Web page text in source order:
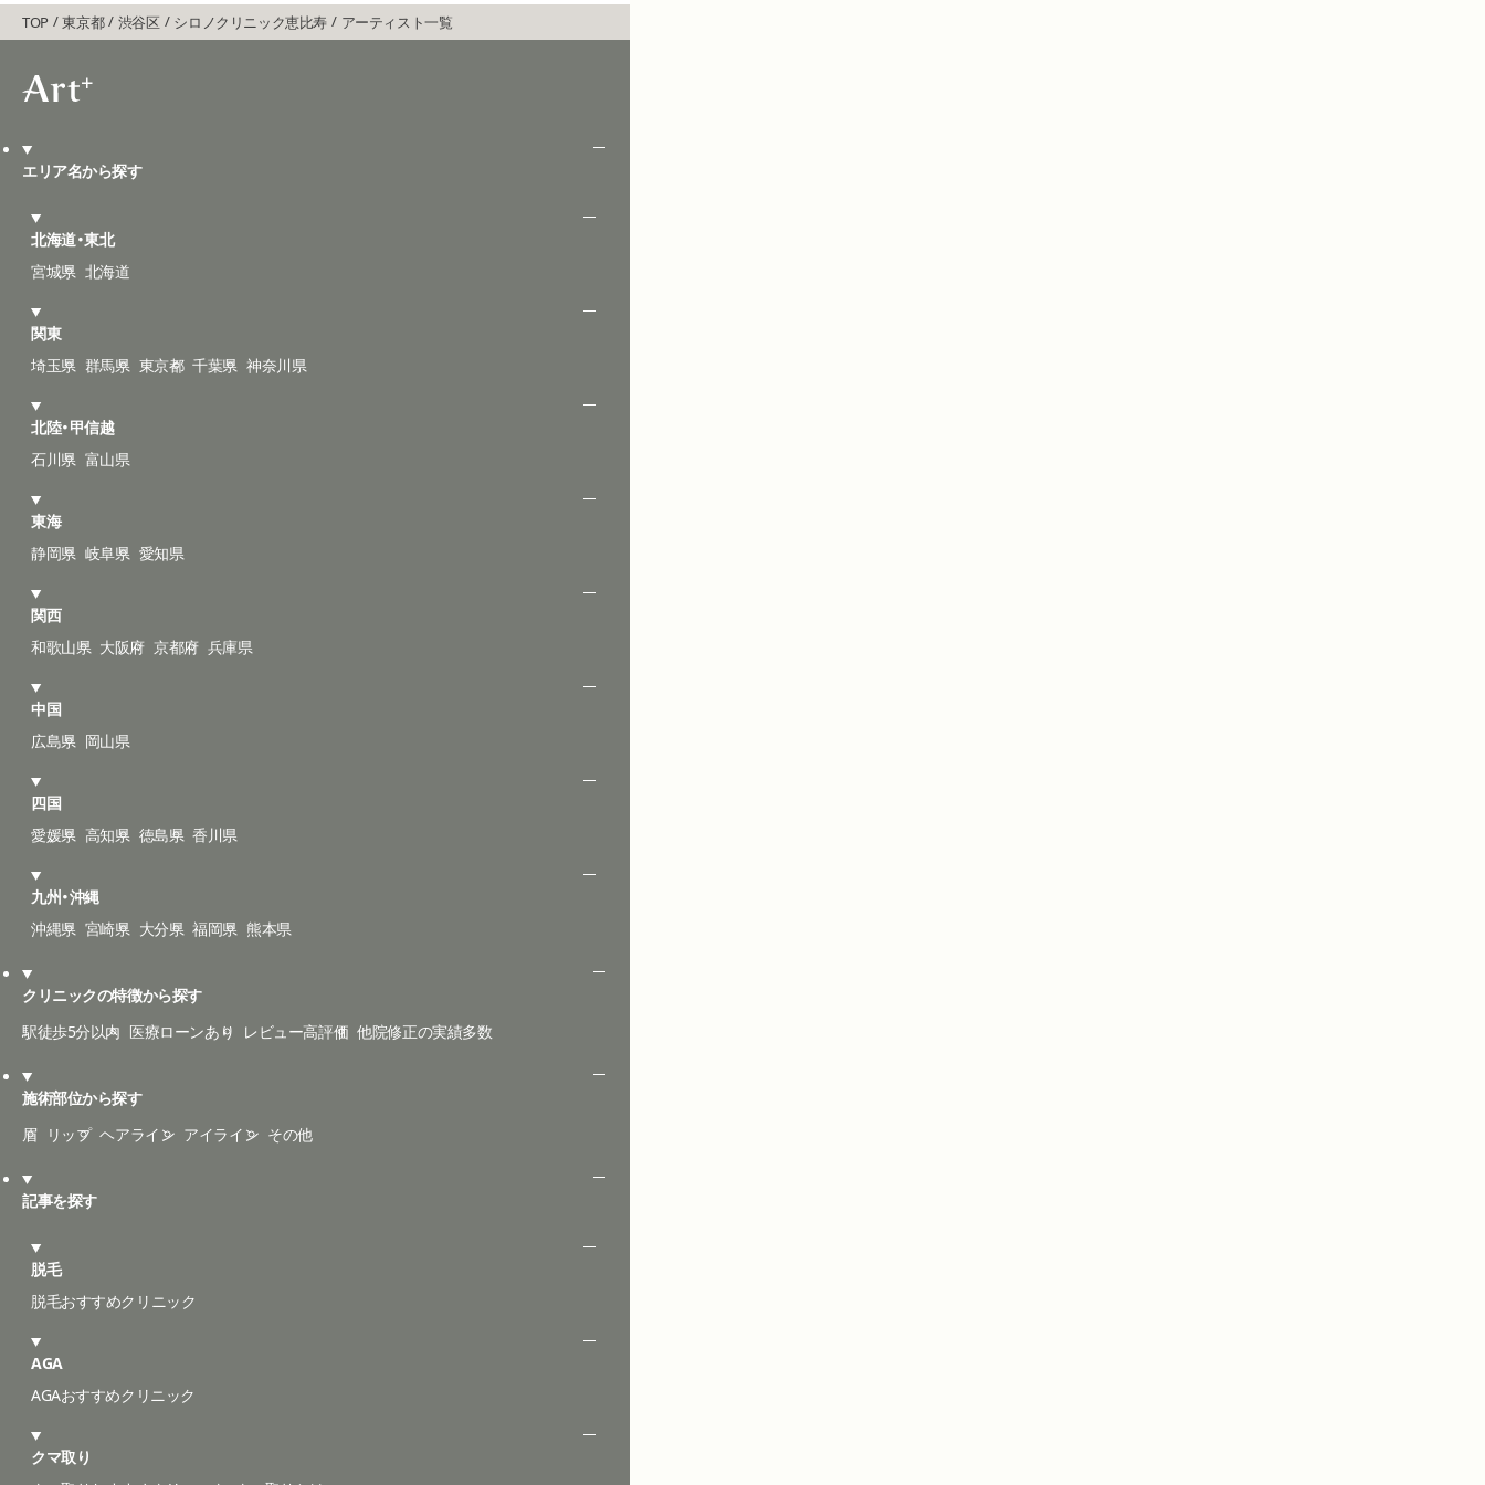
TOP 東京都 渋谷区 シロノクリニック恵比寿 アーティスト一覧
エリア名から探す
北海道・東北
宮城県 北海道
関東
埼玉県 群馬県 東京都 千葉県 神奈川県
北陸・甲信越
石川県 富山県
東海
静岡県 岐阜県 愛知県
関西
和歌山県 大阪府 京都府 兵庫県
中国
広島県 岡山県
四国
愛媛県 高知県 徳島県 香川県
九州・沖縄
沖縄県 宮崎県 大分県 福岡県 熊本県
クリニックの特徴から探す
駅徒歩5分以内 医療ローンあり レビュー高評価 他院修正の実績多数
施術部位から探す
眉
リップ ヘアライン アイライン その他
記事を探す
脱毛
脱毛おすすめクリニック
AGA
AGAおすすめクリニック
クマ取り